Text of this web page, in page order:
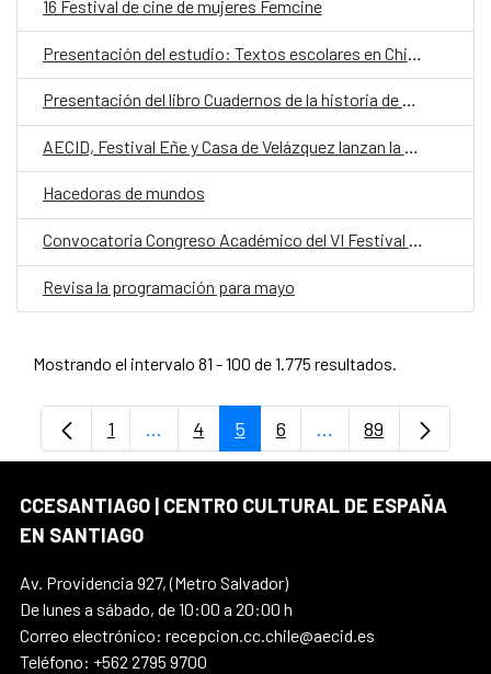
16 Festival de cine de mujeres Femcine
Presentación del libro Cuadernos de la historia de Chiloé
AECID, Festival Eñe y Casa de Velázquez lanzan la cuarta convocatoria de Residencia de Creación Literaria
Hacedoras de mundos
Convocatoria Congreso Académico del VI Festival Internacional Santiago Negro
Revisa la programación para mayo
Mostrando el intervalo 81 - 100 de 1.775 resultados.
Página
1 ...Páginas intermedias Use TAB para
Página
4 Página
5 Página
6 ...PáginasPágina
89
CCESANTIAGO | CENTRO CULTURAL DE ESPAÑA
EN SANTIAGO
Av. Providencia 927, (Metro Salvador)
De lunes a sábado, de 10:00 a 20:00 h
Correo electrónico: recepcion.cc.chile@aecid.es
Teléfono: +562 2795 9700